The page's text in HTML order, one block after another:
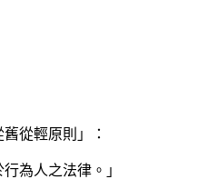
從輕原則」：
為人之法律。」